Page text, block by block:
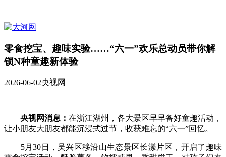
零食挖宝、趣味实验……“六一”欢乐总动员带你解
锁N种童趣新体验
2026-06-02央视网
央视网消息： 在浙江湖州，各大景区早早备好童趣活动，
让小朋友大朋友都能沉浸式过节，收获难忘的“六一”回忆。
5月30日，吴兴区移沿山生态景区长漾片区，开启了趣味